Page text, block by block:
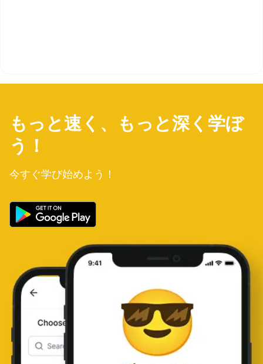
もっと速く、もっと深く学ぼ
う！
今すぐ学び始めよう！